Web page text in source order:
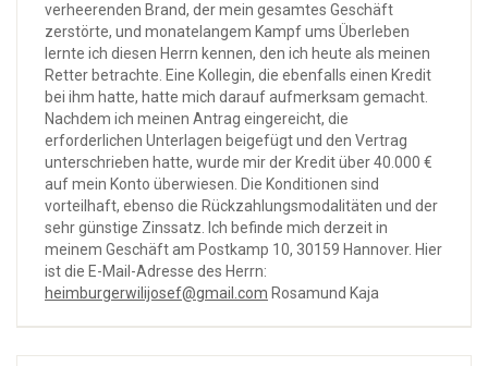
verheerenden Brand, der mein gesamtes Geschäft
zerstörte, und monatelangem Kampf ums Überleben
lernte ich diesen Herrn kennen, den ich heute als meinen
Retter betrachte. Eine Kollegin, die ebenfalls einen Kredit
bei ihm hatte, hatte mich darauf aufmerksam gemacht.
Nachdem ich meinen Antrag eingereicht, die
erforderlichen Unterlagen beigefügt und den Vertrag
unterschrieben hatte, wurde mir der Kredit über 40.000 €
auf mein Konto überwiesen. Die Konditionen sind
vorteilhaft, ebenso die Rückzahlungsmodalitäten und der
sehr günstige Zinssatz. Ich befinde mich derzeit in
meinem Geschäft am Postkamp 10, 30159 Hannover. Hier
ist die E-Mail-Adresse des Herrn:
heimburgerwilijosef@gmail.com Rosamund Kaja